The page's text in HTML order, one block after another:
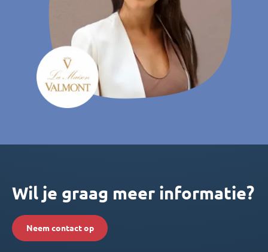
Wil je graag meer informatie?
Neem contact op